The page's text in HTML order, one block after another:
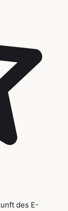
des E-